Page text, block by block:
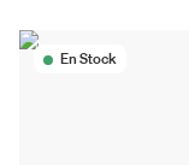
En Stock